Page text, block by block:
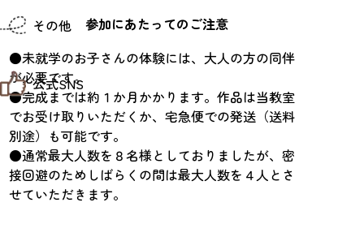
市内の交通情報
その他
お知らせ
お問い合わせ
教育旅行
観光マップ
せんだい旅日和とは
サイト利用規約
プライバシーポリシー
サイトマップ
仙臺写真館フォトギャラリー
公式SNS
せんだい旅日和 X
せんだい旅日和 Instagram
せんだい旅日和 Facebook
仙台旅先体験コレクション Facebook
仙台旅先体験コレクション Instagaram
参加にあたってのご注意
●未就学のお子さんの体験には、大人の方の同伴
が必要です。
●完成までは約１か月かかります。作品は当教室
でお受け取りいただくか、宅急便での発送（送料
別途）も可能です。
●通常最大人数を８名様としておりましたが、密
接回避のためしばらくの間は最大人数を４人とさ
せていただきます。